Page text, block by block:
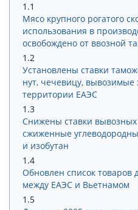
1.1
Мясо крупного рогатого
использования в
освобождено от ввозной
1.2
Установлены ставки
нут, чечевицу,
территории ЕАЭС
1.3
Снижены ставки
сжиженные
и изобутан
1.4
Обновлен список товаров
между ЕАЭС и Вьетнамом
1.5